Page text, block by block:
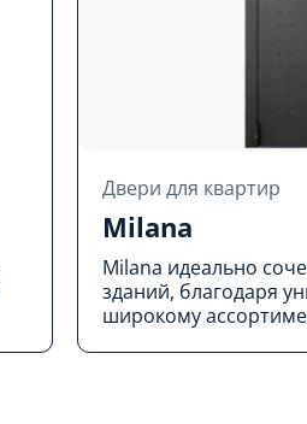
Двери для квартир
Milana
Milana идеально
зданий, благодаря
широкому